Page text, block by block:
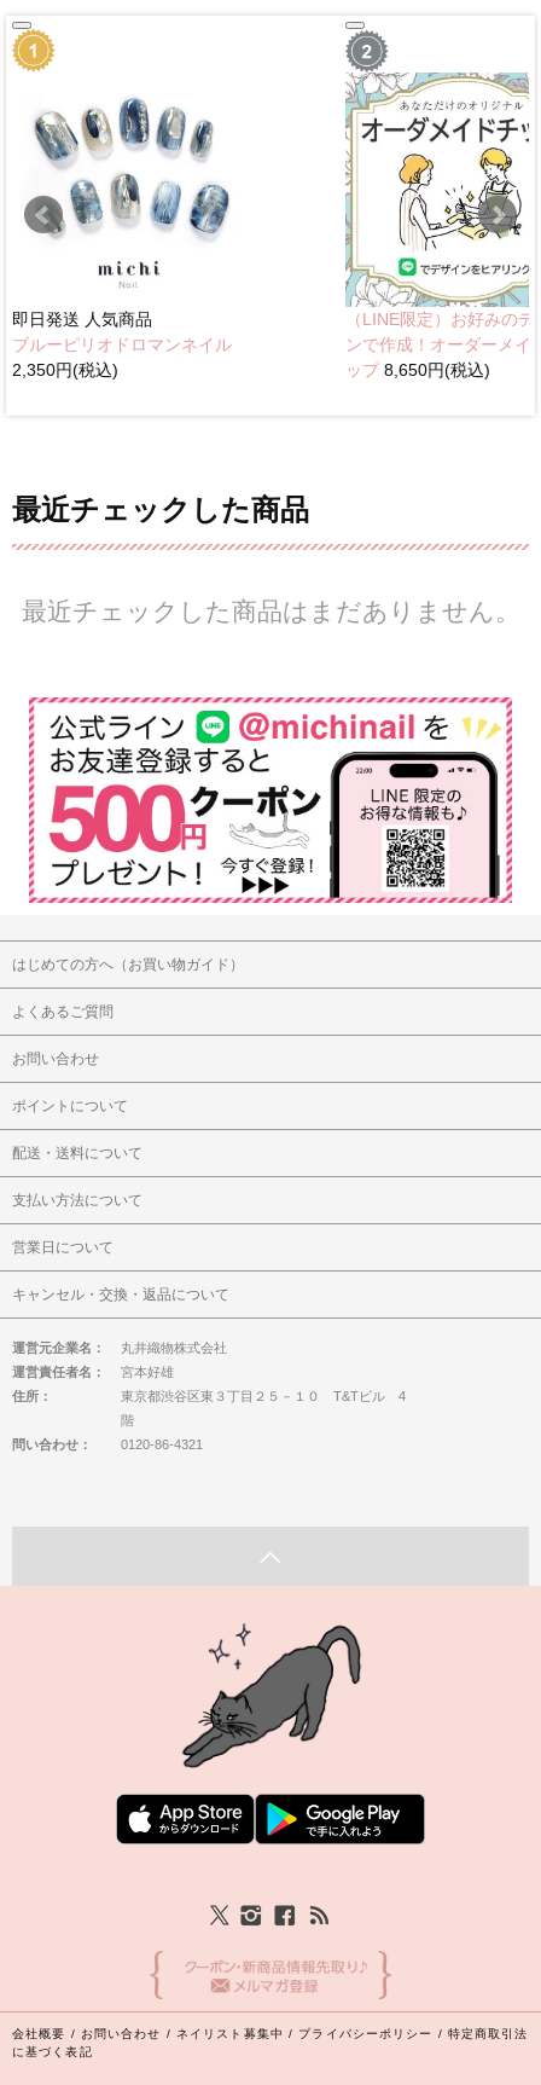
即日発送 人気商品
ブルーピリオドロマンネイル
2,350円(税込)
（LINE限定）お好みのデ
ンで作成！オーダーメイ
ップ8,650円(税込)
最近チェックした商品
最近チェックした商品はまだありません。
はじめての方へ（お買い物ガイド）
よくあるご質問
お問い合わせ
ポイントについて
配送・送料について
支払い方法について
営業日について
キャンセル・交換・返品について
運営元企業名：
丸井織物株式会社
運営責任者名：
宮本好雄
住所：
東京都渋谷区東３丁目２５－１０ T&Tビル 4
階
問い合わせ：
0120-86-4321
会社概要 / お問い合わせ / ネイリスト募集中 / プライバシーポリシー / 特定商取引法
に基づく表記